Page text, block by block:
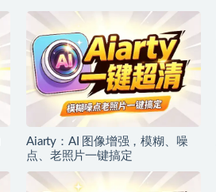
Aiarty：AI 图像增强，模糊、噪
点、老照片一键搞定